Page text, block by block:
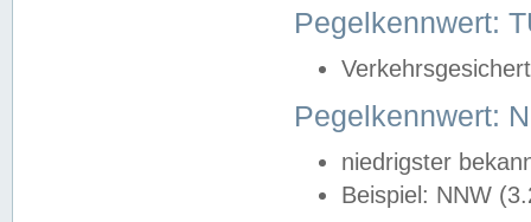
Pegelkennwert:
Pegelkennwert:
niedrigster
Beispiel: NNW